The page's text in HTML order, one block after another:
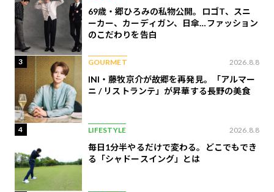
69歳・郷ひろみの私物公開。ロゴT、スニ
ーカー、カーディガン、日傘…ファッション
のこだわりを告白
3 GOURMET 2026.8.8
INI・藤牧京介が故郷を再発見。「アルマー
ニ / リストランテ」が昇華する長野の美食
4 LIFESTYLE 2026.8.8
毎日1分半やるだけで変わる。どこでもでき
る「シャドースイング」とは